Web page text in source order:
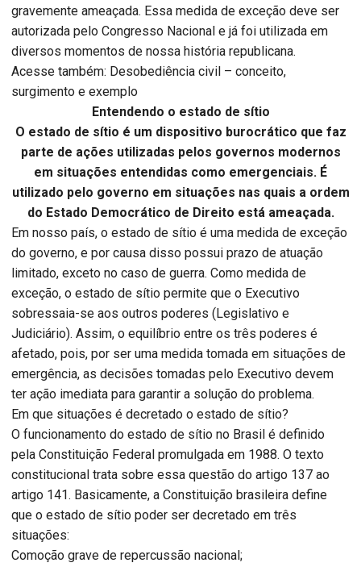
gravemente ameaçada. Essa medida de exceção deve ser
autorizada pelo Congresso Nacional e já foi utilizada em
diversos momentos de nossa história republicana.
Acesse também: Desobediência civil – conceito,
surgimento e exemplo
Entendendo o estado de sítio
O estado de sítio é um dispositivo burocrático que faz
parte de ações utilizadas pelos governos modernos
em situações entendidas como emergenciais. É
utilizado pelo governo em situações nas quais a ordem
do Estado Democrático de Direito está ameaçada.
Em nosso país, o estado de sítio é uma medida de exceção
do governo, e por causa disso possui prazo de atuação
limitado, exceto no caso de guerra. Como medida de
exceção, o estado de sítio permite que o Executivo
sobressaia-se aos outros poderes (Legislativo e
Judiciário). Assim, o equilíbrio entre os três poderes é
afetado, pois, por ser uma medida tomada em situações de
emergência, as decisões tomadas pelo Executivo devem
ter ação imediata para garantir a solução do problema.
Em que situações é decretado o estado de sítio?
O funcionamento do estado de sítio no Brasil é definido
pela Constituição Federal promulgada em 1988. O texto
constitucional trata sobre essa questão do artigo 137 ao
artigo 141. Basicamente, a Constituição brasileira define
que o estado de sítio poder ser decretado em três
situações:
Comoção grave de repercussão nacional;